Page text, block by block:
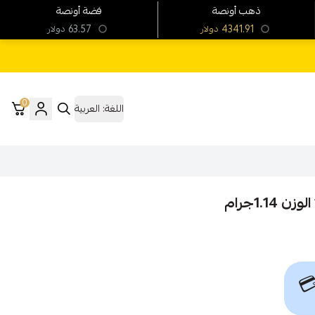
اللغة: العربية 0
فضة أونصة
دولار 63.57
ذهب أونصة
دولار 4341.91